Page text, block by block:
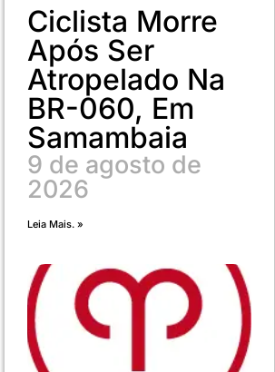
Ciclista Morre
Após Ser
Atropelado Na
BR-060, Em
Samambaia
9 de agosto de
2026
Leia Mais. »